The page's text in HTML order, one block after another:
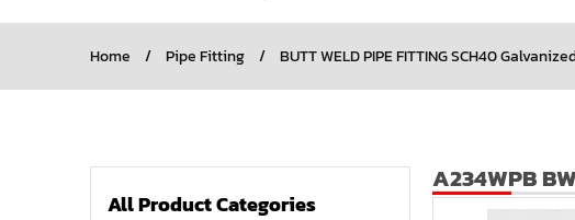
Home / Pipe Fitting / BUTT WELD PIPE FITTING SCH40
All Product Categories
A234WPB